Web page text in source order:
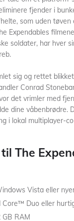
fjender i
som uden tøven
Expendables
soldater, har hver
sig og rettet
Conrad
det vrimler med
dine våbenbrødre.
i lokal multiplayer-
The
Vista eller
Core™ Duo eller
GB RAM